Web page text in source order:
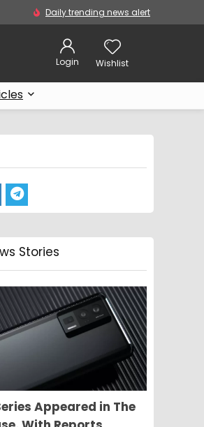
Daily trending news alert
Login Wishlist
Stories
Appeared in The